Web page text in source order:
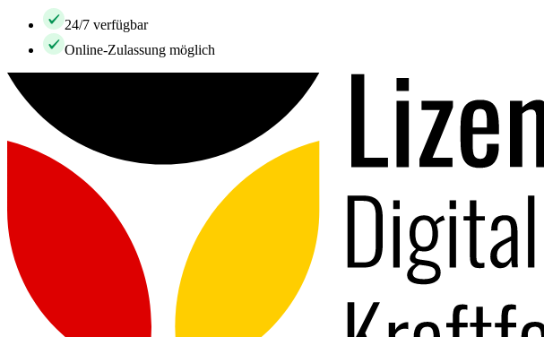
24/7 verfügbar
Online-Zulassung möglich